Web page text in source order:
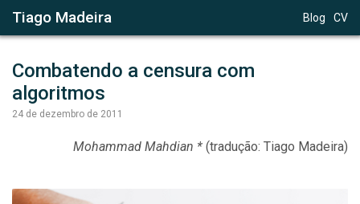
Tiago Madeira Blog CV
Combatendo a censura com
algoritmos
24 de dezembro de 2011
Mohammad Mahdian * (tradução: Tiago Madeira)